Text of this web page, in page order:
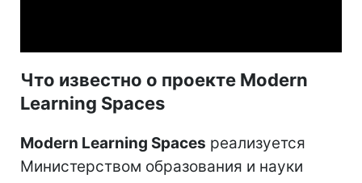
Что известно о проекте Modern
Learning Spaces
Modern Learning Spaces реализуется
Министерством образования и науки